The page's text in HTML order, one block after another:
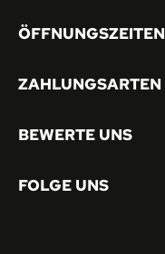
ÖFFNUNGSZEITEN
ZAHLUNGSARTEN
BEWERTE UNS
FOLGE UNS